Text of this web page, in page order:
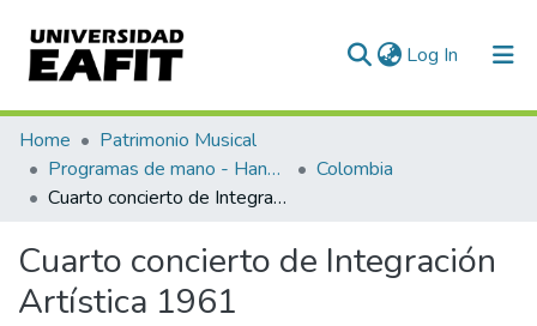
Log In (current)
Communities & Collections
All of DSpace
Home
Patrimonio Musical
Programas de mano - Hand programs
Colombia
Cuarto concierto de Integración Artística 1961
Cuarto concierto de Integración
Artística 1961